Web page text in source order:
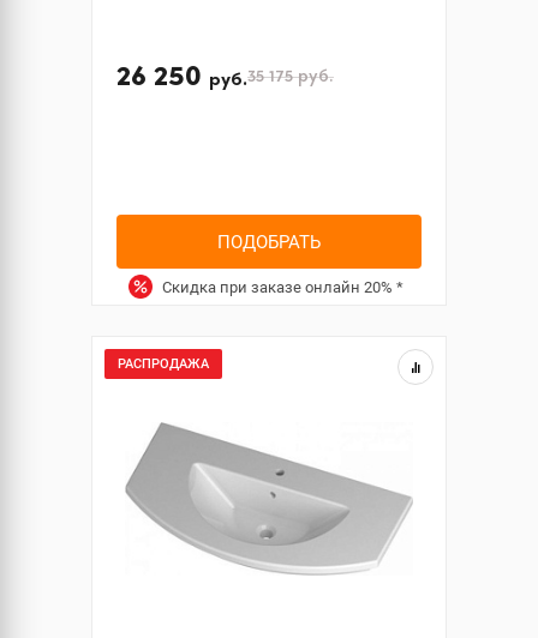
26 250 руб.35 175руб.
ПОДОБРАТЬ
Скидка при заказе онлайн 20% *
РАСПРОДАЖА